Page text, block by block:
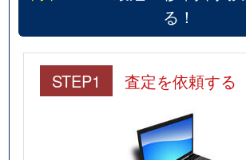
る！
STEP1 査定を依頼する